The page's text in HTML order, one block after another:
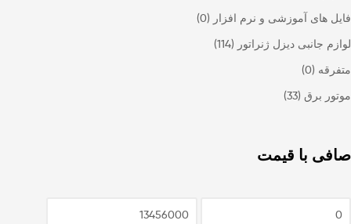
فایل های آموزشی و نرم افزار (0)
لوازم جانبی دیزل ژنراتور (114)
متفرقه (0)
موتور برق (33)
صافی با قیمت